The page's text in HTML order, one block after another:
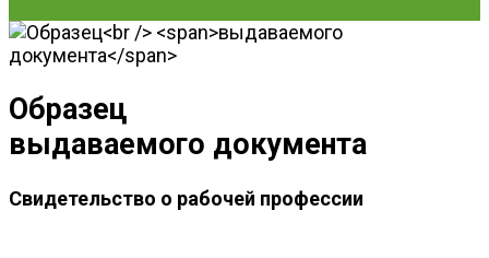
Образец
выдаваемого документа
Свидетельство о рабочей профессии